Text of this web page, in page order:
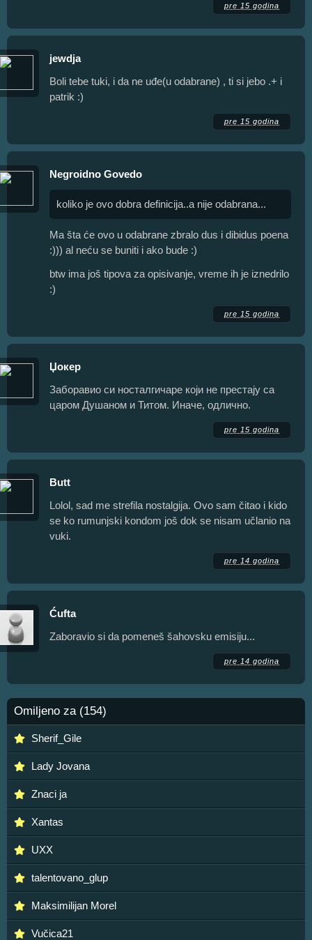
pre 15 godina
jewdja
Boli tebe tuki, i da ne uđe(u odabrane) , ti si jebo .+ i
patrik :)
pre 15 godina
Negroidno Govedo
koliko je ovo dobra definicija..a nije odabrana...
Ma šta će ovo u odabrane zbralo dus i dibidus poena
:))) al neću se buniti i ako bude :)
btw ima još tipova za opisivanje, vreme ih je iznedrilo
:)
pre 15 godina
Џокер
Заборавио си носталгичаре који не престају са
царом Душаном и Титом. Иначе, одлично.
pre 15 godina
Butt
Lolol, sad me strefila nostalgija. Ovo sam čitao i kido
se ko rumunjski kondom još dok se nisam učlanio na
vuki.
pre 14 godina
Ćuftа
Zaboravio si da pomeneš šahovsku emisiju...
pre 14 godina
Omiljeno za (154)
Sherif_Gile
Lady Jovana
Znaci ja
Xantas
UXX
talentovano_glup
Maksimilijan Morel
Vučica21